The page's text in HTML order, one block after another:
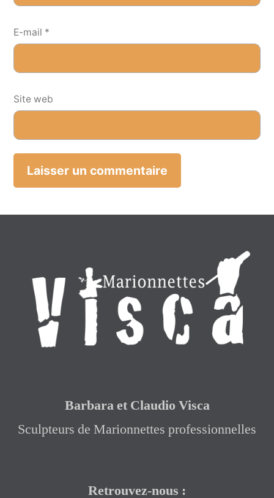
E-mail *
Site web
Barbara et Claudio Visca
Sculpteurs de Marionnettes professionnelles
Retrouvez-nous :